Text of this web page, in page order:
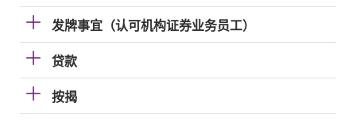
发牌事宜（认可机构证券业务员工）
贷款
按揭